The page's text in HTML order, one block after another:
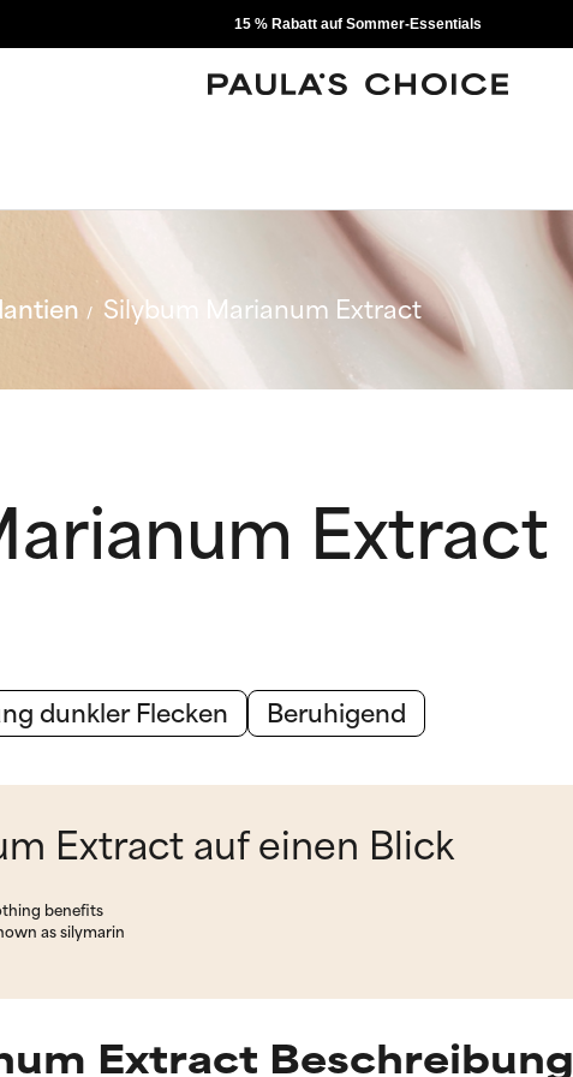
15 % Rabatt auf Sommer-Essentials
Silybum Marianum Extract
Extract
dunkler Flecken Beruhigend
Extract auf einen Blick
benefits
as silymarin
Extract Beschreibung